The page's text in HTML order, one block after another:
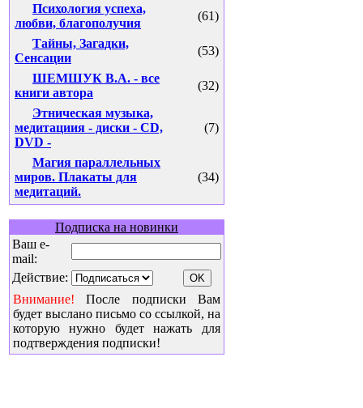
Психология успеха,
любви, благополучия
(61)
Тайны, Загадки,
Сенсации
(53)
ШЕМШУК В.А. - все
книги автора
(32)
Этническая музыка,
медитациия - диски - CD,
DVD -
(7)
Магия параллельных
миров. Плакаты для
медитаций.
(34)
Подписка на новинки
Ваш e-
mail:
Действие:
Внимание! После подписки Вам
будет выслано письмо со ссылкой, на
которую нужно будет нажать для
подтверждения подписки!